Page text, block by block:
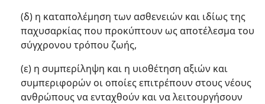
(δ) η καταπολέμηση των ασθενειών και ιδίως της
παχυσαρκίας που προκύπτουν ως αποτέλεσμα του
σύγχρονου τρόπου ζωής,
(ε) η συμπερίληψη και η υιοθέτηση αξιών και
συμπεριφορών οι οποίες επιτρέπουν στους νέους
ανθρώπους να ενταχθούν και να λειτουργήσουν